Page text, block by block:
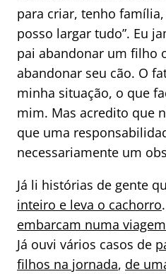
para criar, tenho
posso largar tudo”. Eu
pai abandonar um filho
abandonar seu cão. O
minha situação, o que
mim. Mas acredito que
que uma
necessariamente um
Já li histórias de gente
inteiro e leva o cachorro
embarcam numa
Já ouvi vários casos de
filhos na jornada, de